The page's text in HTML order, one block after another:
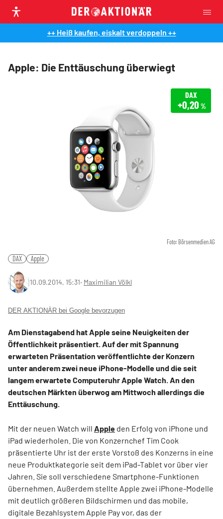
++ Heiß kaufen, eiskalt verdoppeln ++
Apple: Die Enttäuschung überwiegt
Foto: Börsenmedien AG
DAX
+0,20 %
DAX Apple
10.09.2014, 15:31‧ Maximilian Völkl
DER AKTIONÄR bei Google bevorzugen
Am Dienstagabend hat Apple seine Neuigkeiten der
Öffentlichkeit präsentiert. Auf der mit Spannung
erwarteten Präsentation veröffentlichte der Konzern
unter anderem zwei neue iPhone-Modelle und die seit
langem erwartete Computeruhr Apple Watch. An den
deutschen Märkten überwog am Mittwoch allerdings die
Enttäuschung.
Mit der neuen Watch will Apple den Erfolg von iPhone und
iPad wiederholen. Die von Konzernchef Tim Cook
präsentierte Uhr ist der erste Vorstoß des Konzerns in eine
neue Produktkategorie seit dem iPad-Tablet vor über vier
Jahren. Sie soll verschiedene Smartphone-Funktionen
übernehmen. Außerdem stellte Apple zwei iPhone-Modelle
mit deutlich größeren Bildschirmen und das mobile,
digitale Bezahlsystem Apple Pay vor, das der